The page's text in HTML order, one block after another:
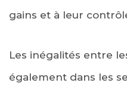
gains et à leur
Les inégalités entre
également dans les